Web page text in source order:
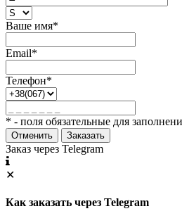
Ваше имя*
Email*
Телефон*
* - поля обязательные для
Отменить Заказать
Заказ через Telegram
✕
Как заказать через Telegram